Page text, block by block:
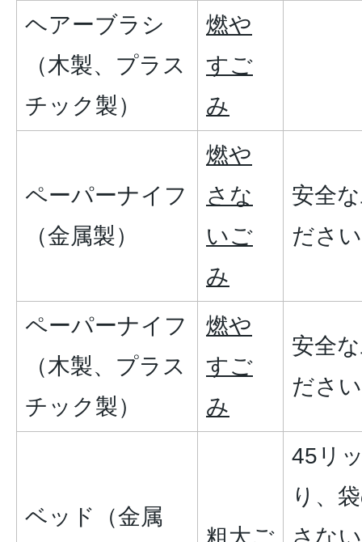
ヘアーブラシ
（木製、プラス
チック製）
燃や
すご
み
ペーパーナイフ
（金属製）
燃や
さな
いご
み
安全
ださ
ペーパーナイフ
（木製、プラス
チック製）
燃や
すご
み
安全
ださ
ベッド（金属
粗大ご
45リ
り、
さな